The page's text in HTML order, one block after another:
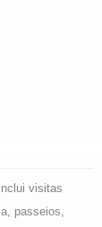
visitas
passeios,